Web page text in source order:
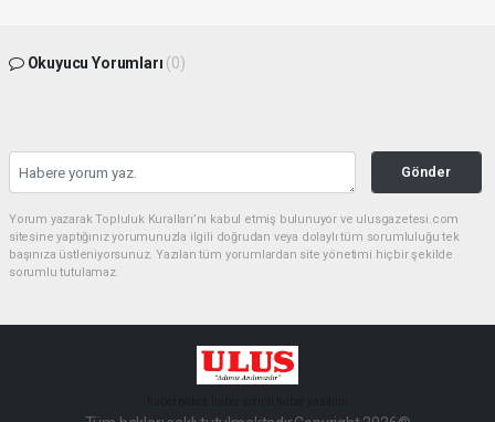
Okuyucu Yorumları (0)
Gönder
Yorum yazarak Topluluk Kuralları’nı kabul etmiş bulunuyor ve ulusgazetesi.com
sitesine yaptığınız yorumunuzla ilgili doğrudan veya dolaylı tüm sorumluluğu tek
başınıza üstleniyorsunuz. Yazılan tüm yorumlardan site yönetimi hiçbir şekilde
sorumlu tutulamaz.